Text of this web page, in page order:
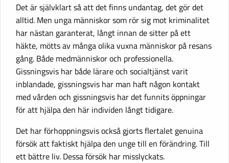
Det är självklart så att det finns undantag, det gör det
alltid. Men unga människor som rör sig mot kriminalitet
har nästan garanterat, långt innan de sitter på ett
häkte, mötts av många olika vuxna människor på resans
gång. Både medmänniskor och professionella.
Gissningsvis har både lärare och socialtjänst varit
inblandade, gissningsvis har man haft någon kontakt
med vården och gissningsvis har det funnits öppningar
för att hjälpa den här individen långt tidigare.
Det har förhoppningsvis också gjorts flertalet genuina
försök att faktiskt hjälpa den unge till en förändring. Till
ett bättre liv. Dessa försök har misslyckats.